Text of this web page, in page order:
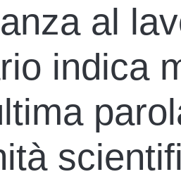
al
indica